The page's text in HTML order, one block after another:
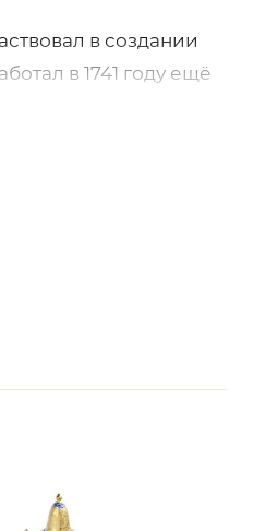
в создании
в 1741 году ещё
фон
излишнего
изумрудно-
живописи.